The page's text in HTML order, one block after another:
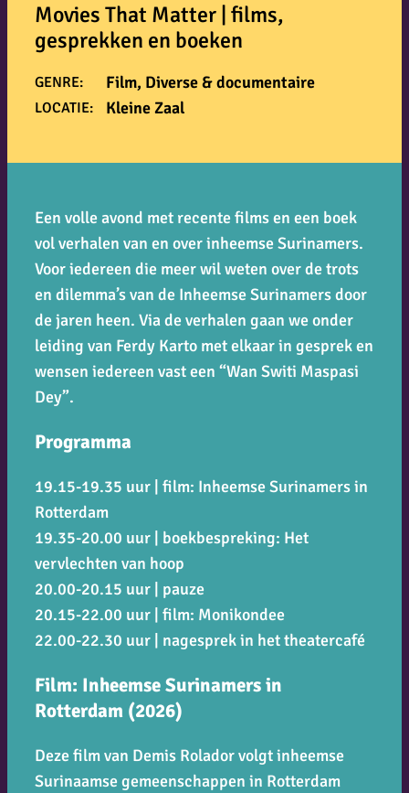
Een volle avond met recente films en een boek
vol verhalen van en over inheemse Surinamers.
Voor iedereen die meer wil weten over de trots
en dilemma’s van de Inheemse Surinamers door
de jaren heen. Via de verhalen gaan we onder
leiding van Ferdy Karto met elkaar in gesprek en
wensen iedereen vast een “Wan Switi Maspasi
Dey”.
Programma
19.15-19.35 uur | film: Inheemse Surinamers in
Rotterdam
19.35-20.00 uur | boekbespreking: Het
vervlechten van hoop
20.00-20.15 uur | pauze
20.15-22.00 uur | film: Monikondee
22.00-22.30 uur | nagesprek in het theatercafé
Film: Inheemse Surinamers in
Rotterdam (2026)
Deze film van Demis Rolador volgt inheemse
Surinaamse gemeenschappen in Rotterdam
Movies That Matter | films,
gesprekken en boeken
GENRE: Film, Diverse & documentaire
LOCATIE: Kleine Zaal